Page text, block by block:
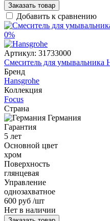
Заказать товар
Добавить к сравнению
0%
Артикул: 31733000
Смеситель для умывальника
Бренд
Hansgrohe
Коллекция
Focus
Страна
Германия
Гарантия
5 лет
Основной цвет
хром
Поверхность
глянцевая
Управление
однозахватное
600 руб /шт
Нет в наличии